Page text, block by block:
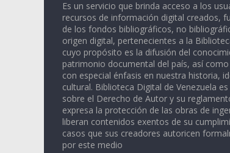
Es un servicio que brinda acceso a los
recursos de información digital creados,
de los fondos bibliográficos, no
origen digital, pertenecientes a la
cuyo propósito es la difusión del
patrimonio documental del país, así
con especial énfasis en nuestra historia,
cultural. Biblioteca Digital de Venezuela
sobre el Derecho de Autor y su
expresa la protección de las obras de
liberan contenidos exentos de su
casos que sus creadores autoricen
por este medio